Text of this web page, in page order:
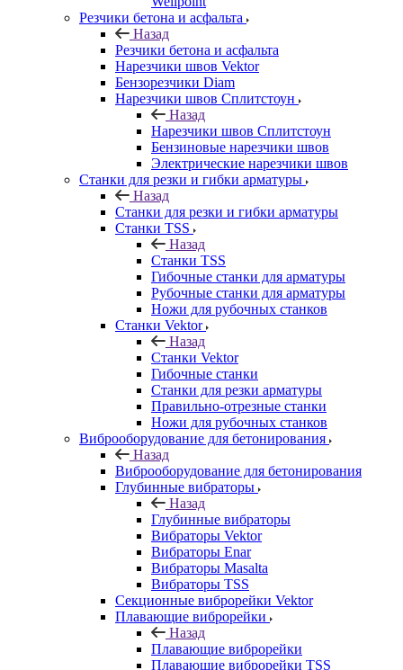
Резчики бетона и асфальта
Назад
Резчики бетона и асфальта
Нарезчики швов Vektor
Бензорезчики Diam
Нарезчики швов Сплитстоун
Назад
Нарезчики швов Сплитстоун
Бензиновые нарезчики швов
Электрические нарезчики швов
Станки для резки и гибки арматуры
Назад
Станки для резки и гибки арматуры
Станки TSS
Назад
Станки TSS
Гибочные станки для арматуры
Рубочные станки для арматуры
Ножи для рубочных станков
Станки Vektor
Назад
Станки Vektor
Гибочные станки
Станки для резки арматуры
Правильно-отрезные станки
Ножи для рубочных станков
Виброоборудование для бетонирования
Назад
Виброоборудование для бетонирования
Глубинные вибраторы
Назад
Глубинные вибраторы
Вибраторы Vektor
Вибраторы Enar
Вибраторы Masalta
Вибраторы TSS
Секционные виброрейки Vektor
Плавающие виброрейки
Назад
Плавающие виброрейки
Плавающие виброрейки TSS